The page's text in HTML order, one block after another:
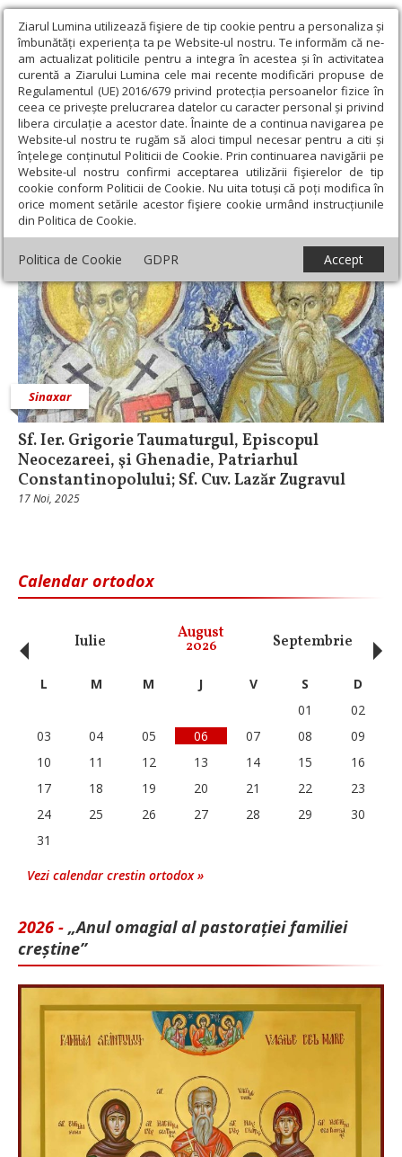
Ziarul Lumina utilizează fişiere de tip cookie pentru a personaliza și
îmbunătăți experiența ta pe Website-ul nostru. Te informăm că ne-
am actualizat politicile pentru a integra în acestea și în activitatea
curentă a Ziarului Lumina cele mai recente modificări propuse de
Regulamentul (UE) 2016/679 privind protecția persoanelor fizice în
ceea ce privește prelucrarea datelor cu caracter personal și privind
libera circulație a acestor date. Înainte de a continua navigarea pe
Website-ul nostru te rugăm să aloci timpul necesar pentru a citi și
înțelege conținutul Politicii de Cookie. Prin continuarea navigării pe
Website-ul nostru confirmi acceptarea utilizării fişierelor de tip
cookie conform Politicii de Cookie. Nu uita totuși că poți modifica în
orice moment setările acestor fişiere cookie urmând instrucțiunile
din Politica de Cookie.
Politica de Cookie GDPR Accept
Ziarul Lumina › 17 noiembrie 2025 - Articole asociate
17 noiembrie 2025 - Articole asociate
Sinaxar
Sf. Ier. Grigorie Taumaturgul, Episcopul
Neocezareei, şi Ghenadie, Patriarhul
Constantinopolului; Sf. Cuv. Lazăr Zugravul
17 Noi, 2025
Calendar ortodox
Iulie August
2026 Septembrie
‹ L M M J V S
D
01
02
03
04 05 06 07 08
09
10
11 12 13 14 15
16
17
18 19 20 21 22
23
24
25 26 27 28 29
30
31
Vezi calendar crestin ortodox »
2026 - „Anul omagial al pastorației familiei
creștine”